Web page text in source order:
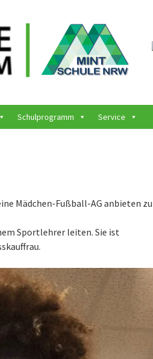
Schulprogramm Service
Mädchen-Fußball-AG anbieten zu
Sportlehrer leiten. Sie ist